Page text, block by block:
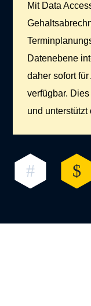
Mit Data
Datenebene
daher sofort
verfügbar.
und